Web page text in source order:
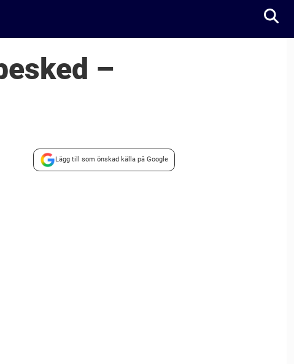
–
Lägg till som önskad källa på Google